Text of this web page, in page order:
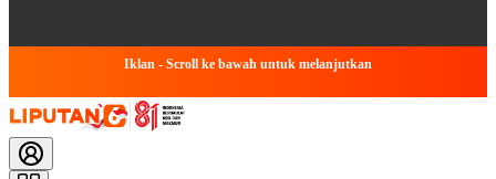
Iklan - Scroll ke bawah untuk melanjutkan